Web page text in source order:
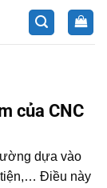
của CNC
dựa vào
tiện,… Điều này